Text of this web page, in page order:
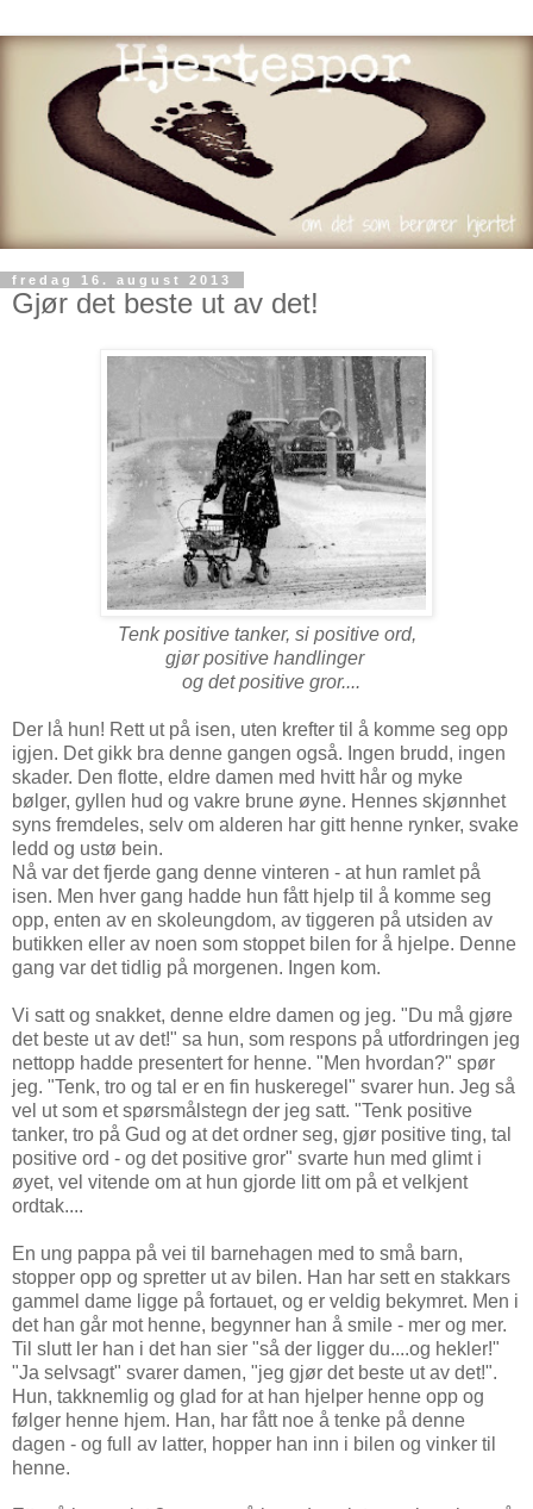
fredag 16. august 2013
Gjør det beste ut av det!
Tenk positive tanker, si positive ord,
gjør positive handlinger
og det positive gror....
Der lå hun! Rett ut på isen, uten krefter til å komme seg opp
igjen. Det gikk bra denne gangen også. Ingen brudd, ingen
skader. Den flotte, eldre damen med hvitt hår og myke
bølger, gyllen hud og vakre brune øyne. Hennes skjønnhet
syns fremdeles, selv om alderen har gitt henne rynker, svake
ledd og ustø bein.
Nå var det fjerde gang denne vinteren - at hun ramlet på
isen. Men hver gang hadde hun fått hjelp til å komme seg
opp, enten av en skoleungdom, av tiggeren på utsiden av
butikken eller av noen som stoppet bilen for å hjelpe. Denne
gang var det tidlig på morgenen. Ingen kom.
Vi satt og snakket, denne eldre damen og jeg. "Du må gjøre
det beste ut av det!" sa hun, som respons på utfordringen jeg
nettopp hadde presentert for henne. "Men hvordan?" spør
jeg. "Tenk, tro og tal er en fin huskeregel" svarer hun. Jeg så
vel ut som et spørsmålstegn der jeg satt. "Tenk positive
tanker, tro på Gud og at det ordner seg, gjør positive ting, tal
positive ord - og det positive gror" svarte hun med glimt i
øyet, vel vitende om at hun gjorde litt om på et velkjent
ordtak....
En ung pappa på vei til barnehagen med to små barn,
stopper opp og spretter ut av bilen. Han har sett en stakkars
gammel dame ligge på fortauet, og er veldig bekymret. Men i
det han går mot henne, begynner han å smile - mer og mer.
Til slutt ler han i det han sier "så der ligger du....og hekler!"
"Ja selvsagt" svarer damen, "jeg gjør det beste ut av det!".
Hun, takknemlig og glad for at han hjelper henne opp og
følger henne hjem. Han, har fått noe å tenke på denne
dagen - og full av latter, hopper han inn i bilen og vinker til
henne.